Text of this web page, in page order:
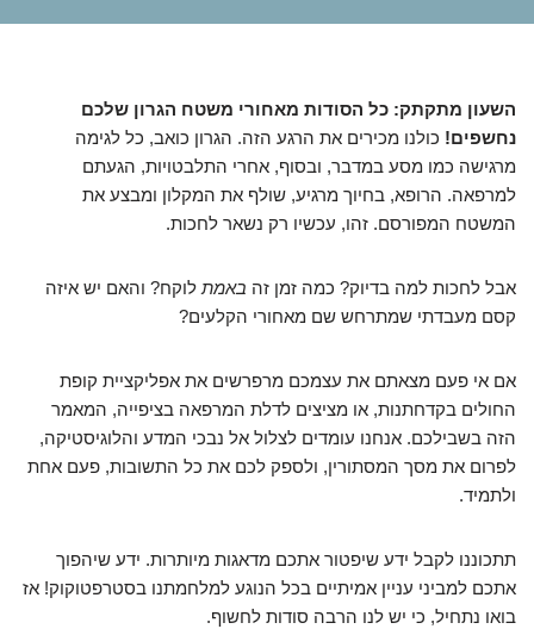
השעון מתקתק: כל הסודות מאחורי משטח הגרון שלכם
נחשפים! כולנו מכירים את הרגע הזה. הגרון כואב, כל לגימה
מרגישה כמו מסע במדבר, ובסוף, אחרי התלבטויות, הגעתם
למרפאה. הרופא, בחיוך מרגיע, שולף את המקלון ומבצע את
המשטח המפורסם. זהו, עכשיו רק נשאר לחכות.
אבל לחכות למה בדיוק? כמה זמן זה באמת לוקח? והאם יש איזה
קסם מעבדתי שמתרחש שם מאחורי הקלעים?
אם אי פעם מצאתם את עצמכם מרפרשים את אפליקציית קופת
החולים בקדחתנות, או מציצים לדלת המרפאה בציפייה, המאמר
הזה בשבילכם. אנחנו עומדים לצלול אל נבכי המדע והלוגיסטיקה,
לפרום את מסך המסתורין, ולספק לכם את כל התשובות, פעם אחת
ולתמיד.
תתכוננו לקבל ידע שיפטור אתכם מדאגות מיותרות. ידע שיהפוך
אתכם למביני עניין אמיתיים בכל הנוגע למלחמתנו בסטרפטוקוק! אז
בואו נתחיל, כי יש לנו הרבה סודות לחשוף.